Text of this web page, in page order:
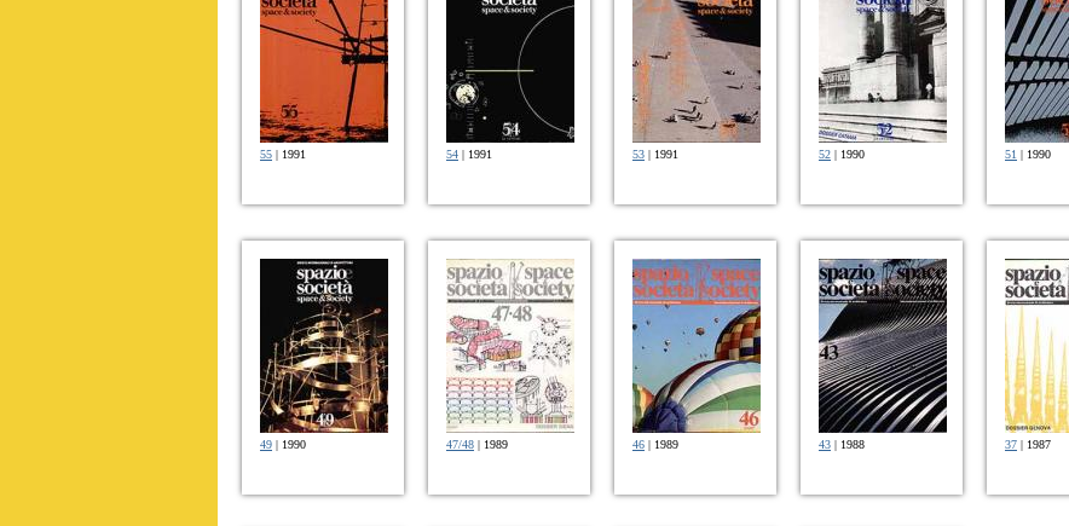
55 | 1991 54 | 1991 53 | 1991 52 | 1990 51 | 1990
49 | 1990 47/48 | 1989 46 | 1989 43 | 1988 37 | 1987